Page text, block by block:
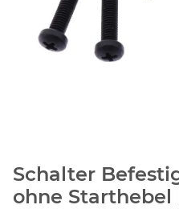
Schalter
ohne Starthebel